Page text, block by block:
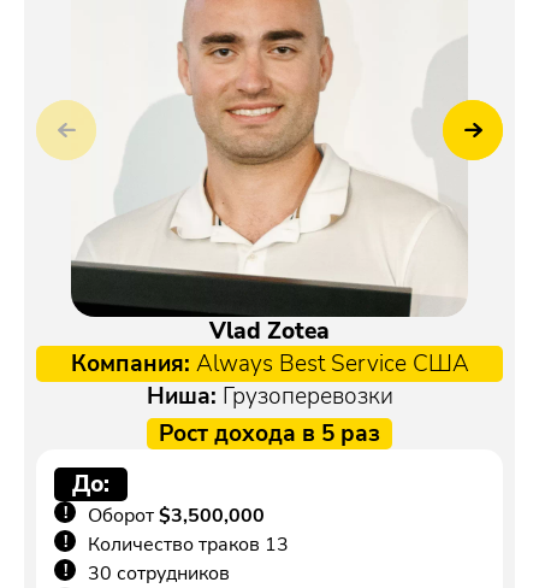
Vlad Zotea
Компания: Always Best Service США
Ниша: Грузоперевозки
Рост дохода в 5 раз
До:
Оборот$3,500,000
Количество траков 13
30 сотрудников